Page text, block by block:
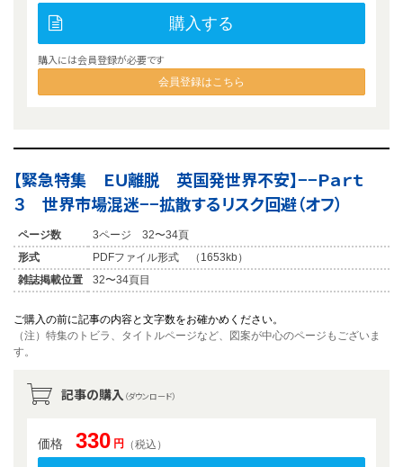
購入する
購入には会員登録が必要です
会員登録はこちら
【緊急特集 ＥＵ離脱 英国発世界不安】−−Ｐａｒｔ
３ 世界市場混迷−−拡散するリスク回避（オフ）
ページ数
3ページ 32〜34頁
形式
PDFファイル形式 （1653kb）
雑誌掲載位置
32〜34頁目
ご購入の前に記事の内容と文字数をお確かめください。
（注）特集のトビラ、タイトルページなど、図案が中心のページもございま
す。
記事の購入 （ダウンロード）
価格 330 円 （税込）